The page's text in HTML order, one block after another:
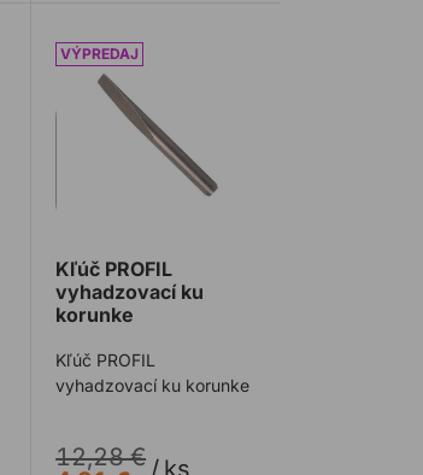
SDS
Kľúč PROFIL vyhadzovací ku korunke
Kľúč PROFIL
vyhadzovací ku
korunke
Kľúč PROFIL
vyhadzovací ku korunke
12,28 € / ks